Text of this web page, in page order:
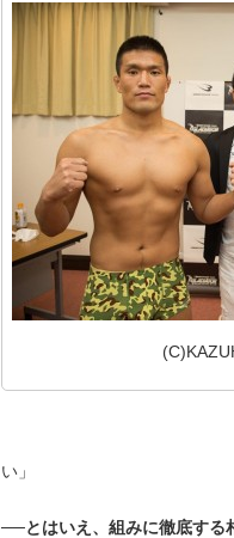
い」
──とはいえ、組みに徹底する